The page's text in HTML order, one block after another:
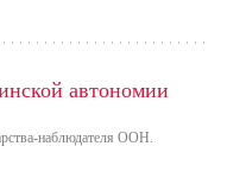
автономии
наблюдателя ООН.